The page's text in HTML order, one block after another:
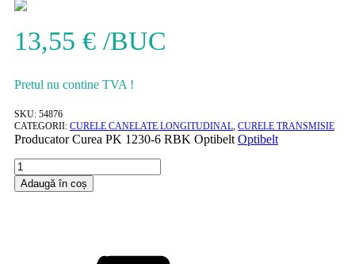
13,55 € /BUC
Pretul nu contine TVA !
SKU: 54876
CATEGORII: CURELE CANELATE LONGITUDINAL CURELE TRANSMISIE
ProducatorCurea PK 1230-6 RBK Optibelt Optibelt
Cantitate
Curea
PK
Adaugă în coș